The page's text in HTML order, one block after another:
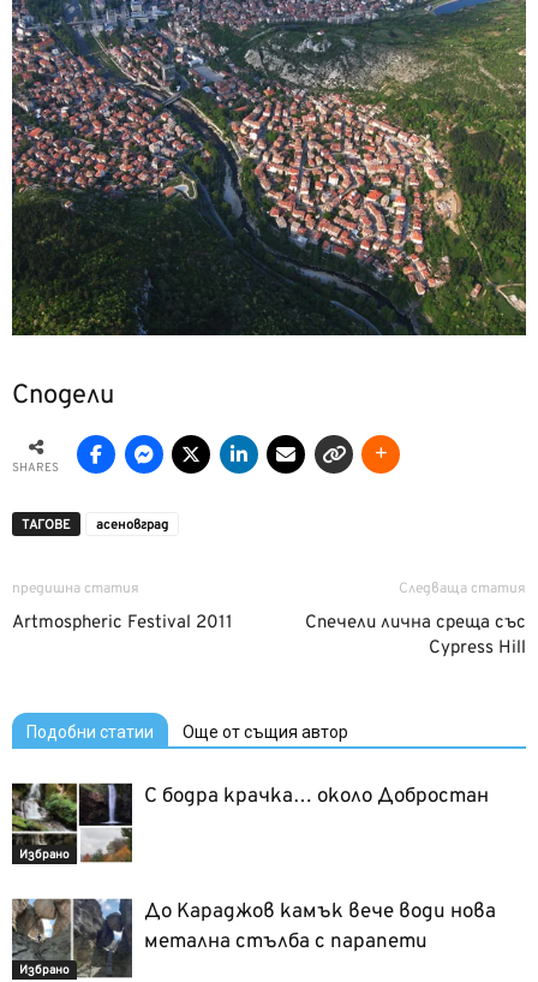
Сподели
SHARES
ТАГОВЕ асеновград
предишна статия
Artmospheric Festival 2011
Следваща статия
Спечели лична среща със
Cypress Hill
Подобни статии Още от същия автор
Избрано
С бодра крачка… около Добростан
Избрано
До Караджов камък вече води нова
метална стълба с парапети